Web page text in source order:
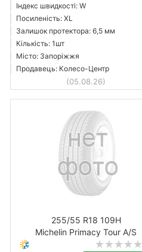
Індекс швидкості: W
Посиленість: XL
Залишок протектора: 6,5 мм
Кількість: 1шт
Місто: Запоріжжя
Продавець: Колесо-Центр
(05.08.26)
255/55 R18 109H
Michelin Primacy Tour A/S